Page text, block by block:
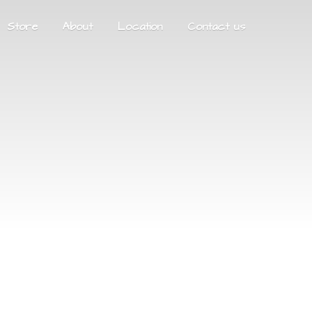
Store About Location Contact us